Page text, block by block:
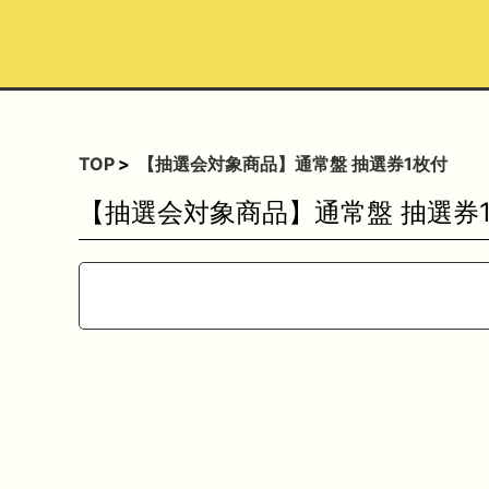
TOP 【抽選会対象商品】通常盤 抽選券1枚付
【抽選会対象商品】通常盤 抽選券